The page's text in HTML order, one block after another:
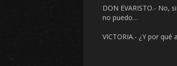
DON EVARISTO.- No,
no puedo…
VICTORIA.- ¿Y por